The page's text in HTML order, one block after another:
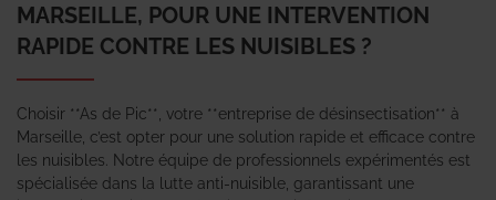
MARSEILLE, POUR UNE INTERVENTION
RAPIDE CONTRE LES NUISIBLES ?
Choisir **As de Pic**, votre **entreprise de désinsectisation** à
Marseille, c’est opter pour une solution rapide et efficace contre
les nuisibles. Notre équipe de professionnels expérimentés est
spécialisée dans la lutte anti-nuisible, garantissant une